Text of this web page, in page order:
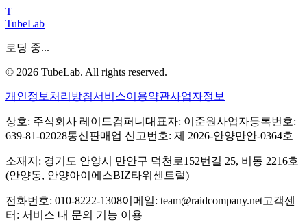
T
TubeLab
로딩 중...
© 2026 TubeLab. All rights reserved.
개인정보처리방침서비스이용약관사업자정보
상호: 주식회사 레이드컴퍼니 대표자: 이준원사업자등록번호:
639-81-02028통신판매업 신고번호: 제 2026-안양만안-0364호
소재지: 경기도 안양시 만안구 덕천로152번길 25, 비동 2216호
(안양동, 안양아이에스BIZ타워센트럴)
전화번호: 010-8222-1308이메일: team@raidcompany.net고객센
터: 서비스 내 문의 기능 이용